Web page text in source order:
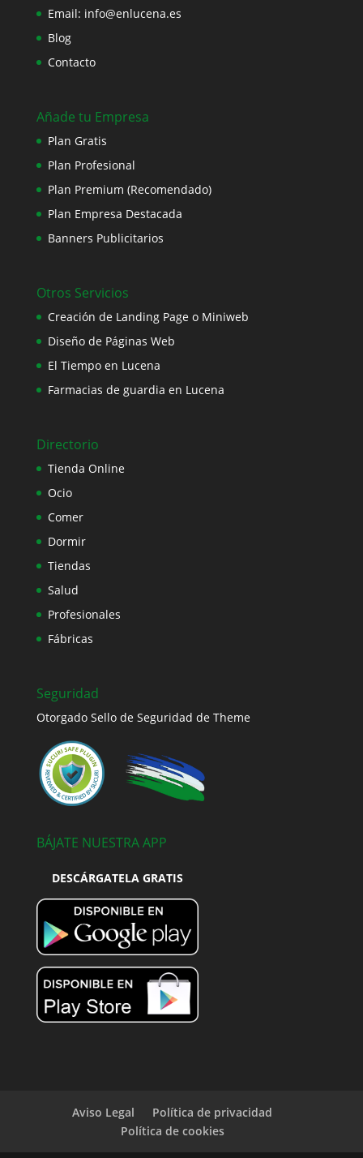
Email: info@enlucena.es
Blog
Contacto
Añade tu Empresa
Plan Gratis
Plan Profesional
Plan Premium (Recomendado)
Plan Empresa Destacada
Banners Publicitarios
Otros Servicios
Creación de Landing Page o Miniweb
Diseño de Páginas Web
El Tiempo en Lucena
Farmacias de guardia en Lucena
Directorio
Tienda Online
Ocio
Comer
Dormir
Tiendas
Salud
Profesionales
Fábricas
Seguridad
Otorgado Sello de Seguridad de Theme
BÁJATE NUESTRA APP
DESCÁRGATELA GRATIS
Aviso Legal
Política de privacidad
Política de cookies